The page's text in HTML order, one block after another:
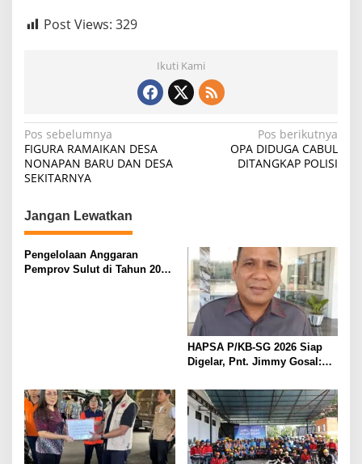
Post Views: 329
Ikuti Kami
Navigasi
pos
Pos sebelumnya
FIGURA RAMAIKAN DESA
NONAPAN BARU DAN DESA
SEKITARNYA
Pos berikutnya
OPA DIDUGA CABUL
DITANGKAP POLISI
Jangan Lewatkan
Pengelolaan Anggaran
Pemprov Sulut di Tahun 2025
HAPSA P/KB-SG 2026 Siap
Digelar, Pnt. Jimmy Gosal:
Kemuliaan Kristus